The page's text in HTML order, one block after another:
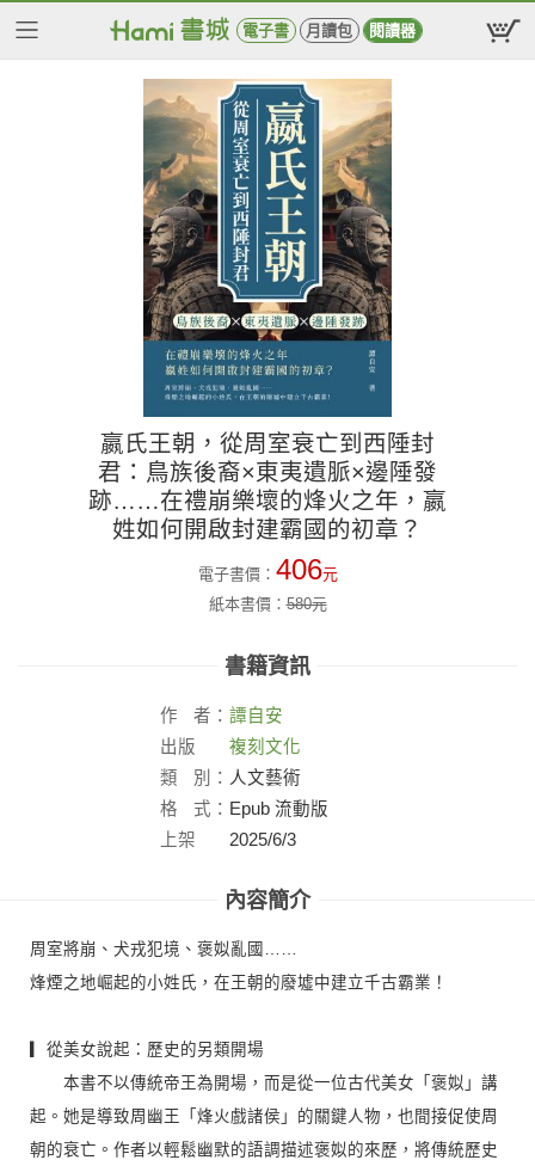
電子書 月讀包 閱讀器
嬴氏王朝，從周室衰亡到西陲封
君：鳥族後裔×東夷遺脈×邊陲發
跡……在禮崩樂壞的烽火之年，嬴
姓如何開啟封建霸國的初章？
電子書價： 406元
紙本書價：580元
書籍資訊
作 者： 譚自安
出版
社：
複刻文化
類
別： 人文藝術
格
式： Epub 流動版
上架
2025/6/3
內容簡介
周室將崩、犬戎犯境、褒姒亂國……
烽煙之地崛起的小姓氏，在王朝的廢墟中建立千古霸業！
▎從美女說起：歷史的另類開場
本書不以傳統帝王為開場，而是從一位古代美女「褒姒」講
起。她是導致周幽王「烽火戲諸侯」的關鍵人物，也間接促使周
朝的衰亡。作者以輕鬆幽默的語調描述褒姒的來歷，將傳統歷史